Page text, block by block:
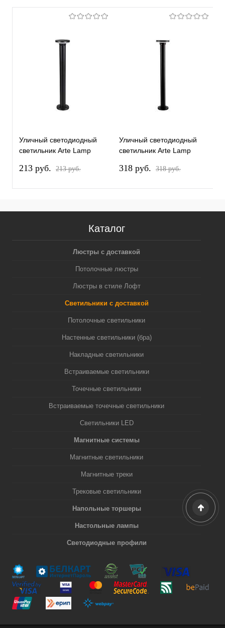
Уличный светодиодный
светильник Arte Lamp
213 pуб. 213 pуб.
Уличный светодиодный
светильник Arte Lamp
318 pуб. 318 pуб.
Каталог
Люстры с доставкой
Потолочные люстры
Люстры в стиле Лофт
Светильники с доставкой
Потолочные светильники
Настенные светильники (бра)
Накладные светильники
Встраиваемые светильники
Точечные светильники
Встраиваемые точечные светильники
Светильники LED
Магнитные системы
Магнитные светильники
Магнитные треки
Трековые светильники
Напольные торшеры
Настольные лампы
Светодиодные профили